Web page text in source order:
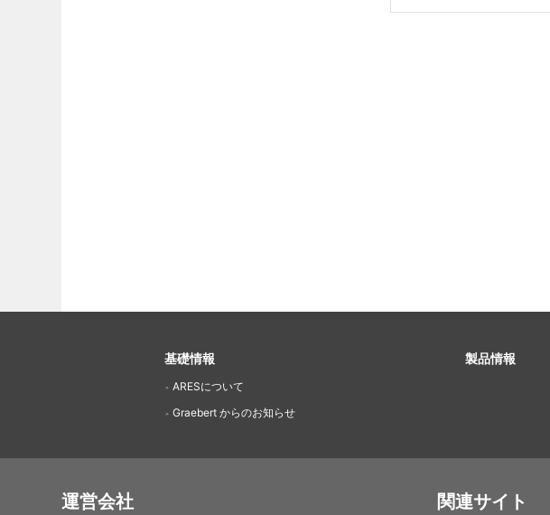
基礎情報
ARESについて
Graebert からのお知らせ
製品情報
運営会社 関連サイト